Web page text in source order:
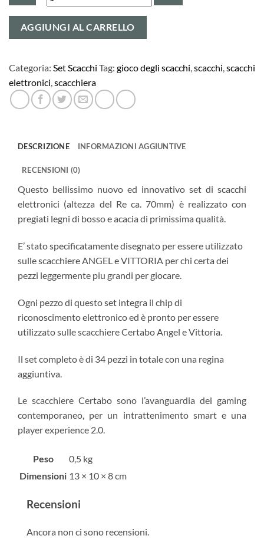
-
quantità
AGGIUNGI AL CARRELLO
Categoria: Set Scacchi Tag: gioco degli scacchi,scacchi,scacchi
elettronici,scacchiera
DESCRIZIONE INFORMAZIONI AGGIUNTIVE
RECENSIONI (0)
Questo bellissimo nuovo ed innovativo set di scacchi
elettronici (altezza del Re ca. 70mm) è realizzato con
pregiati legni di bosso e acacia di primissima qualità.
E’ stato specificatamente disegnato per essere utilizzato
sulle scacchiere ANGEL e VITTORIA per chi certa dei
pezzi leggermente piu grandi per giocare.
Ogni pezzo di questo set integra il chip di
riconoscimento elettronico ed è pronto per essere
utilizzato sulle scacchiere Certabo Angel e Vittoria.
Il set completo è di 34 pezzi in totale con una regina
aggiuntiva.
Le scacchiere Certabo sono l’avanguardia del gaming
contemporaneo, per un intrattenimento smart e una
player experience 2.0.
Peso
0,5 kg
Dimensioni 13 × 10 × 8 cm
Recensioni
Ancora non ci sono recensioni.